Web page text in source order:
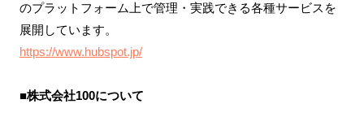
のプラットフォーム上で管理・実践できる各種サービスを
展開しています。
https://www.hubspot.jp/
■株式会社100について